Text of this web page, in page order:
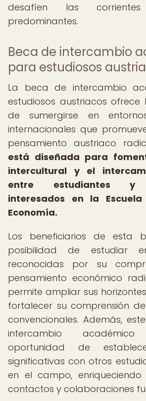
desafíen las corrientes
predominantes.
Beca de intercambio
para estudiosos
La beca de intercambio
estudiosos austriacos
de sumergirse en
internacionales que
pensamiento austriaco
está diseñada para
intercultural y el
entre estudiantes y
interesados en la
Economía.
Los beneficiarios de esta
posibilidad de estudiar
reconocidas por su
pensamiento económico
permite ampliar sus
fortalecer su comprensión
convencionales. Además,
intercambio
oportunidad de
significativas con otros
en el campo,
contactos y colaboraciones